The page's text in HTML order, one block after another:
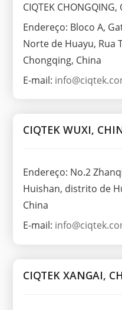
CIQTEK CHONGQING,
Endereço: Bloco A,
Norte de Huayu, Rua
Chongqing, China
E-mail:
CIQTEK WUXI,
Endereço: No.2
Huishan, distrito de
China
E-mail:
CIQTEK XANGAI,